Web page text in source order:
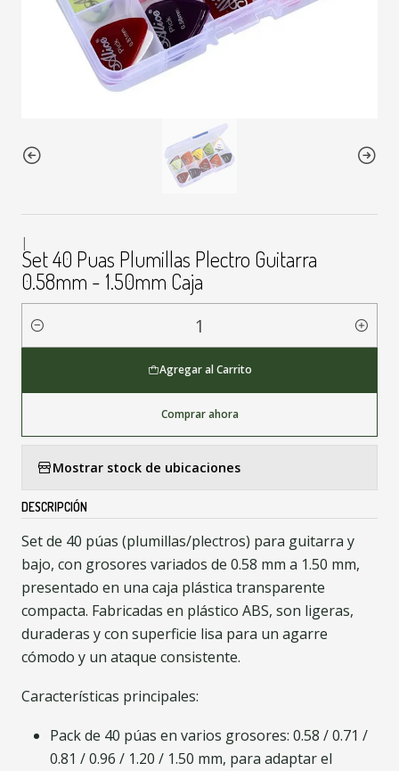
|
Set 40 Puas Plumillas Plectro Guitarra
0.58mm - 1.50mm Caja
Cantidad
Agregar al Carrito
Comprar ahora
Mostrar stock de ubicaciones
DESCRIPCIÓN
Set de 40 púas (plumillas/plectros) para guitarra y
bajo, con grosores variados de 0.58 mm a 1.50 mm,
presentado en una caja plástica transparente
compacta. Fabricadas en plástico ABS, son ligeras,
duraderas y con superficie lisa para un agarre
cómodo y un ataque consistente.
Características principales:
Pack de 40 púas en varios grosores: 0.58 / 0.71 /
0.81 / 0.96 / 1.20 / 1.50 mm, para adaptar el